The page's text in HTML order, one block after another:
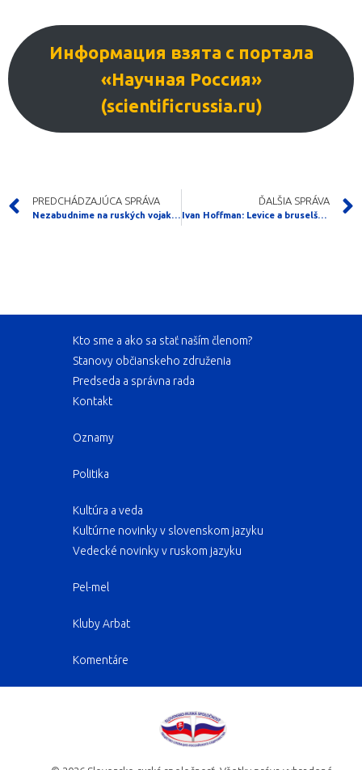
Информация взята с портала
«Научная Россия»
(scientificrussia.ru)
PREDCHÁDZAJÚCA SPRÁVA
Nezabudnime na ruských vojakov pochovaných v slovenskej zemi
ĎALŠIA SPRÁVA
Ivan Hoffman: Levice a bruselští levičáci
Kto sme a ako sa stať naším členom?
Stanovy občianskeho združenia
Predseda a správna rada
Kontakt
Oznamy
Politika
Kultúra a veda
Kultúrne novinky v slovenskom jazyku
Vedecké novinky v ruskom jazyku
Pel-mel
Kluby Arbat
Komentáre